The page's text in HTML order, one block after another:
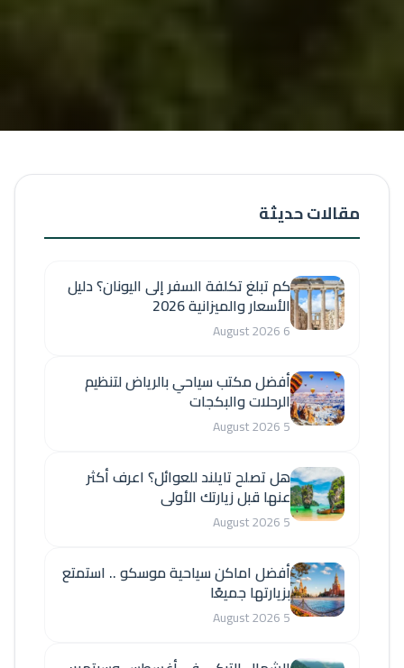
مقالات حديثة
كم تبلغ تكلفة السفر إلى اليونان؟ دليل
الأسعار والميزانية 2026
6 August 2026
أفضل مكتب سياحي بالرياض لتنظيم
الرحلات والبكجات
5 August 2026
هل تصلح تايلند للعوائل؟ اعرف أكثر
عنها قبل زيارتك الأولى
5 August 2026
أفضل اماكن سياحية موسكو .. استمتع
بزيارتها جميعًا
5 August 2026